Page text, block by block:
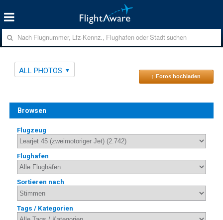
ALL PHOTOS
↑ Fotos hochladen
Browsen
Flugzeug
Flughafen
Sortieren nach
Tags / Kategorien